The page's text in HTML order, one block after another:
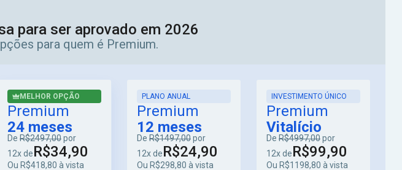
para ser aprovado em 2026
para quem é Premium.
MELHOR OPÇÃO
Premium
24 meses
De R$2497,00por
12x deR$34,90
Ou R$418,80 à vista
PLANO ANUAL
Premium
12 meses
De R$1497,00por
12x deR$24,90
Ou R$298,80 à vista
INVESTIMENTO ÚNICO
Premium
Vitalício
De R$4997,00por
12x deR$99,90
Ou R$1198,80 à vista